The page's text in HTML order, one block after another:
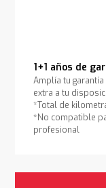
1+1 años de
Amplía tu
extra a tu
*Total de
*No compatible
profesional